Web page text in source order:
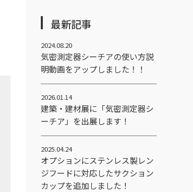
最新記事
2024.08.20
気密測定器シーチアの使い方説
明動画をアップしました！！
2026.01.14
建築・建材展に「気密測定器シ
ーチア」を出展します！
2025.04.24
オプションにステンレス製レン
ジフードに対応したサクション
カップを追加しました！